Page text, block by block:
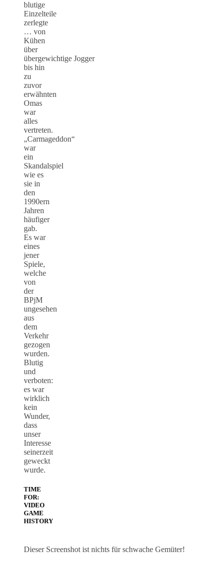
blutige
Einzelteile
zerlegte
… von
Kühen
über
übergewichtige Jogger
bis hin
zu
zuvor
erwähnten
Omas
war
alles
vertreten.
„Carmageddon“
war
ein
Skandalspiel
wie es
sie in
den
1990ern
Jahren
häufiger
gab.
Es war
eines
jener
Spiele,
welche
von
der
BPjM
ungesehen
aus
dem
Verkehr
gezogen
wurden.
Blutig
und
verboten:
es war
wirklich
kein
Wunder,
dass
unser
Interesse
seinerzeit
geweckt
wurde.
TIME
FOR:
VIDEO
GAME
HISTORY
Dieser Screenshot ist nichts für schwache Gemüter!